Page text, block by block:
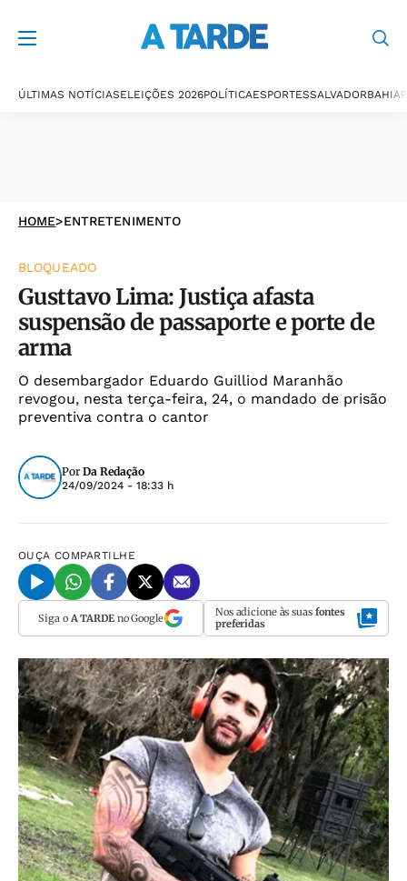
ÚLTIMAS NOTÍCIASELEIÇÕES 2026POLÍTICAESPORTESSALVADORBAHIA
HOME>ENTRETENIMENTO
BLOQUEADO
Gusttavo Lima: Justiça afasta
suspensão de passaporte e porte de
arma
O desembargador Eduardo Guilliod Maranhão
revogou, nesta terça-feira, 24, o mandado de prisão
preventiva contra o cantor
Por Da Redação
24/09/2024 - 18:33 h
OUÇA COMPARTILHE
Siga o A TARDEno Google Nos adicione às suas fontes
preferidas